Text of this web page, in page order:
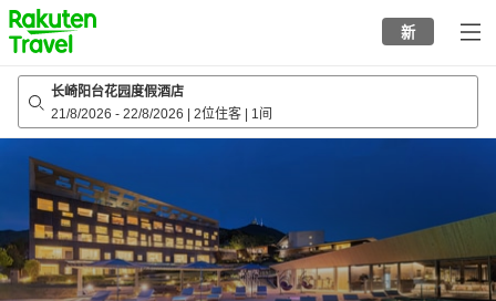
to
top
page
新
长崎阳台花园度假酒店
21/8/2026 - 22/8/2026 2位住客 1间